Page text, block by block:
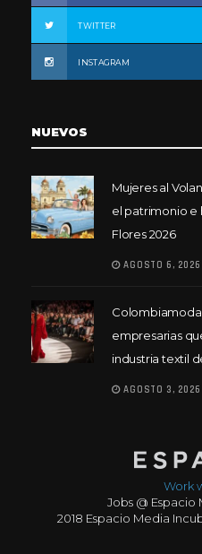
TWITTER
INSTAGRAM
NUEVOS
Mujeres al
el patrimonio e
Flores 2026
AGOSTO 6, 2026
Colombiamoda
empresarias
industria textil
AGOSTO 3, 2026
Work
Jobs @
2018 Espacio Media